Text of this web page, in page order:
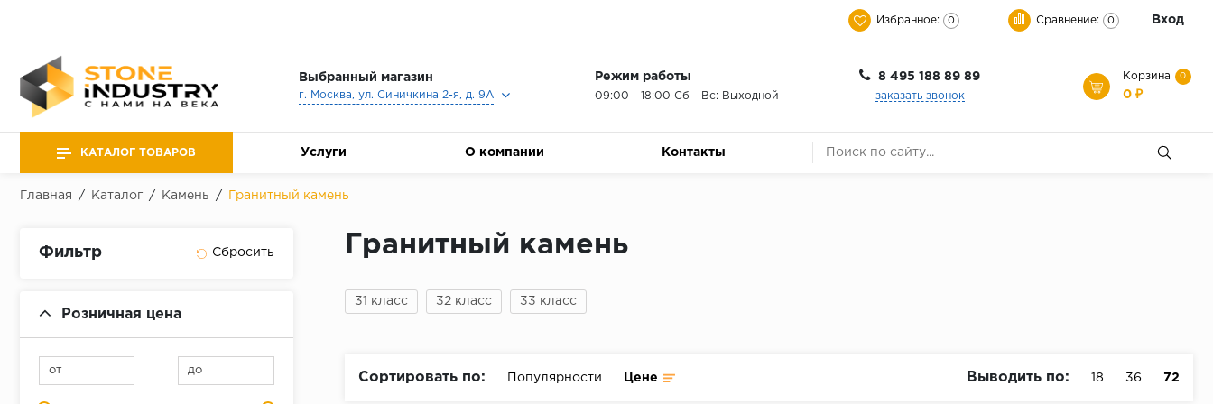
Избранное: 0 Сравнение: 0 Вход
Выбранный магазин
г. Москва, ул. Синичкина 2-я, д. 9А
Режим работы
09:00 - 18:00 Сб - Вс: Выходной
8 495 188 89 89
заказать звонок
Корзина 0
0 ₽
КАТАЛОГ ТОВАРОВ Услуги О компании Контакты
Главная / Каталог / Камень / Гранитный камень
Фильтр
Розничная цена
от до
Гранитный камень
31 класс 32 класс 33 класс
Сортировать по: Популярности Цене Выводить по: 18 36 72